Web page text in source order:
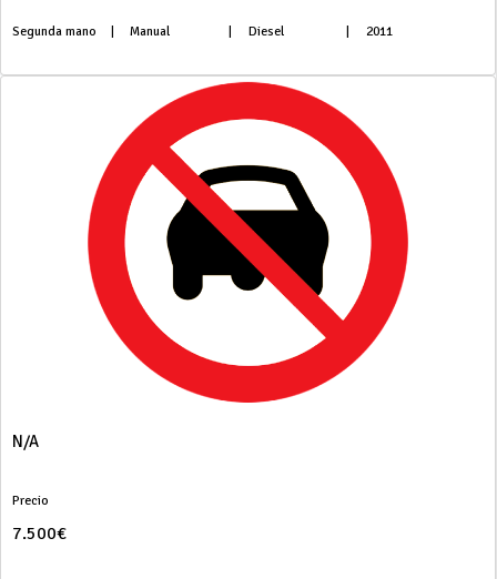
Segunda mano Manual Diesel 2011
N/A
Precio
7.500€